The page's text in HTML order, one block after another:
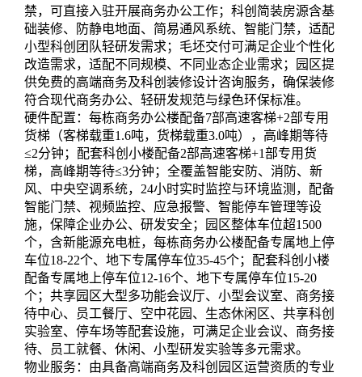
禁，可直接入驻开展商务办公工作；科创简装房源含基
础装修、防静电地面、简易通风系统、智能门禁，适配
小型科创团队轻研发需求；毛坯交付可满足企业个性化
改造需求，适配不同规模、不同业态企业需求；园区提
供免费的高端商务及科创装修设计咨询服务，确保装修
符合现代商务办公、轻研发规范与绿色环保标准。
硬件配置：每栋商务办公楼配备7部高速客梯+2部专用
货梯（客梯载重1.6吨，货梯载重3.0吨），高峰期等待
≤2分钟；配套科创小楼配备2部高速客梯+1部专用货
梯，高峰期等待≤3分钟；全覆盖智能安防、消防、新
风、中央空调系统，24小时实时监控与环境监测，配备
智能门禁、视频监控、应急报警、智能停车管理等设
施，保障企业办公、研发安全；园区整体车位超1500
个，含新能源充电桩，每栋商务办公楼配备专属地上停
车位18-22个、地下专属停车位35-45个；配套科创小楼
配备专属地上停车位12-16个、地下专属停车位15-20
个；共享园区大型多功能会议厅、小型会议室、商务接
待中心、员工餐厅、空中花园、生态休闲区、共享科创
实验室、停车场等配套设施，可满足企业会议、商务接
待、员工就餐、休闲、小型研发实验等多元需求。
物业服务：由具备高端商务及科创园区运营资质的专业